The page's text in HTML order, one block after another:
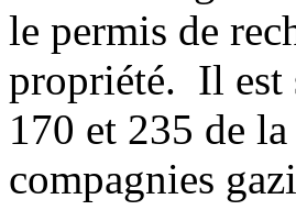
le permis de
propriété. Il est
170 et 235 de la
compagnies